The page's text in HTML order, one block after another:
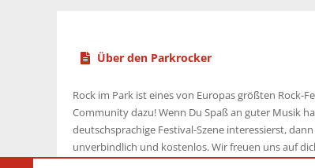
Über den Parkrocker
Rock im Park ist eines von Europas größten Rock-
Community dazu! Wenn Du Spaß an guter Musik
deutschsprachige Festival-Szene interessierst,
unverbindlich und kostenlos. Wir freuen uns auf